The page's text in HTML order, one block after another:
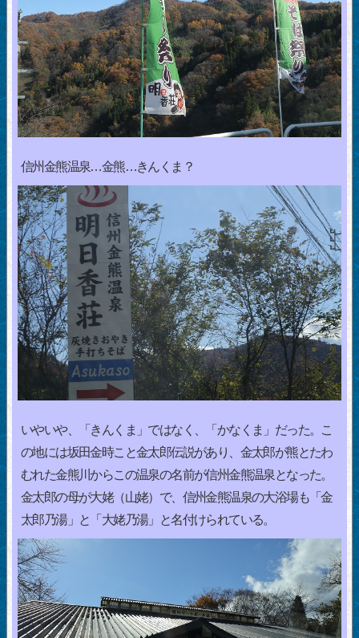
信州金熊温泉…金熊…きんくま？
いやいや、「きんくま」ではなく、「かなくま」だった。こ
の地には坂田金時こと金太郎伝説があり、金太郎が熊とたわ
むれた金熊川からこの温泉の名前が信州金熊温泉となった。
金太郎の母が大姥（山姥）で、信州金熊温泉の大浴場も「金
太郎乃湯」と「大姥乃湯」と名付けられている。